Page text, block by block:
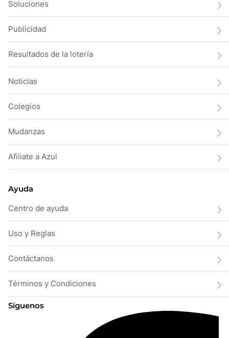
Soluciones
Publicidad
Resultados de la lotería
Noticias
Colegios
Mudanzas
Afiliate a Azul
Ayuda
Centro de ayuda
Uso y Reglas
Contáctanos
Términos y Condiciones
Síguenos